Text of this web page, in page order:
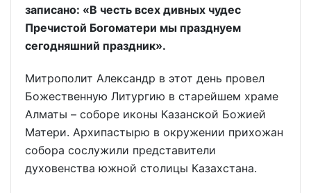
записано: «В честь всех дивных чудес
Пречистой Богоматери мы празднуем
сегодняшний праздник».
Митрополит Александр в этот день провел
Божественную Литургию в старейшем храме
Алматы – соборе иконы Казанской Божией
Матери. Архипастырю в окружении прихожан
собора сослужили представители
духовенства южной столицы Казахстана.